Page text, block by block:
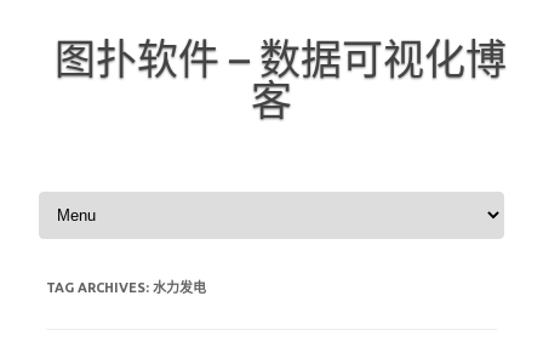
图扑软件 – 数据可视化博
客
Skip to content
TAG ARCHIVES: 水力发电